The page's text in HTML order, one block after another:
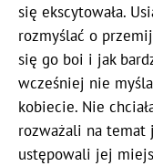
się ekscytowała.
rozmyślać o
się go boi i jak
wcześniej nie
kobiecie. Nie
rozważali na temat
ustępowali jej